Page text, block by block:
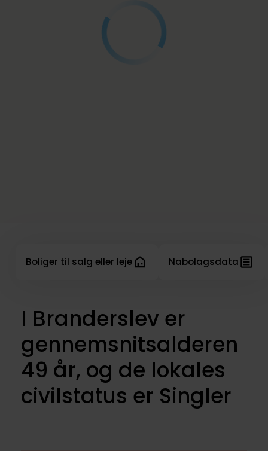
Boliger til salg eller leje Nabolagsdata
I Branderslev er
gennemsnitsalderen
49 år, og de lokales
civilstatus er Singler